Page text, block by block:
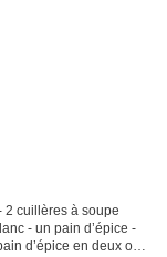
2 cuillères à soupe
- un pain d’épice -
d’épice en deux ou